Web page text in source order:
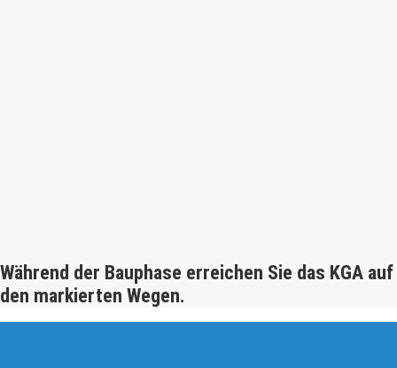
Während der Bauphase erreichen Sie das KGA auf
den markierten Wegen.